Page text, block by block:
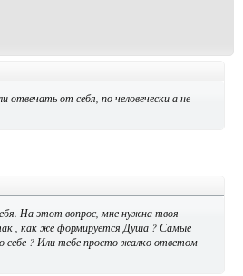
отвечать от себя, по человечески а не
На этот вопрос, мне нужна твоя
, как же формируется Душа ? Самые
о себе ? Или тебе просто жалко ответом